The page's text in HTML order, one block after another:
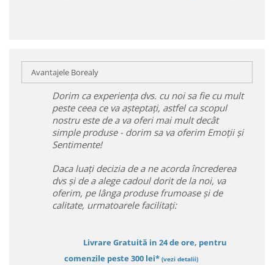
Avantajele Borealy
Dorim ca experiența dvs. cu noi sa fie cu mult
peste ceea ce va așteptați, astfel ca scopul
nostru este de a va oferi mai mult decât
simple produse - dorim sa va oferim Emoții și
Sentimente!
Daca luați decizia de a ne acorda încrederea
dvs și de a alege cadoul dorit de la noi, va
oferim, pe lânga produse frumoase și de
calitate, urmatoarele facilitați:
Livrare Gratuită in 24 de ore, pentru
comenzile peste 300 lei* (vezi detalii)